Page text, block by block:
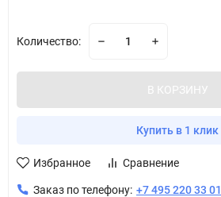
Количество:
В КОРЗИНУ
Купить в 1 клик
Избранное Сравнение
Заказ по телефону: +7 495 220 33 01